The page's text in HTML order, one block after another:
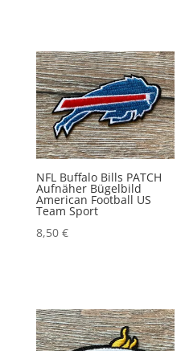
NFL Buffalo Bills PATCH
Aufnäher Bügelbild
American Football US
Team Sport
8,50 €